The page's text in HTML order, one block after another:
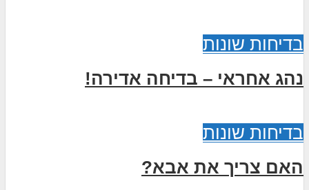
בדיחות שונות
נהג אחראי – בדיחה אדירה!
בדיחות שונות
האם צריך את אבא?